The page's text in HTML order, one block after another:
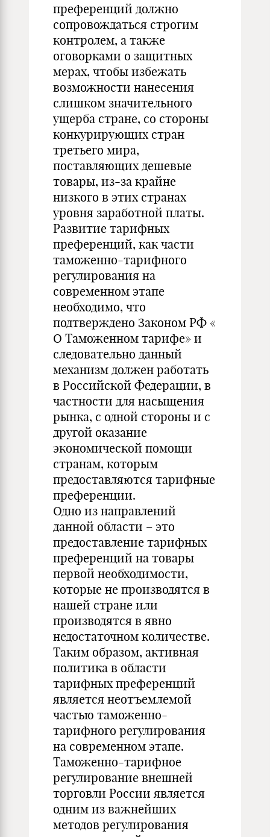
преференций должно
сопровождаться строгим
контролем, а также
оговорками о защитных
мерах, чтобы избежать
возможности нанесения
слишком значительного
ущерба стране, со стороны
конкурирующих стран
третьего мира,
поставляющих дешевые
товары, из-за крайне
низкого в этих странах
уровня заработной платы.
Развитие тарифных
преференций, как части
таможенно-тарифного
регулирования на
современном этапе
необходимо, что
подтверждено Законом РФ «
О Таможенном тарифе» и
следовательно данный
механизм должен работать
в Российской Федерации, в
частности для насыщения
рынка, с одной стороны и с
другой оказание
экономической помощи
странам, которым
предоставляются тарифные
преференции.
Одно из направлений
данной области – это
предоставление тарифных
преференций на товары
первой необходимости,
которые не производятся в
нашей стране или
производятся в явно
недостаточном количестве.
Таким образом, активная
политика в области
тарифных преференций
является неотъемлемой
частью таможенно-
тарифного регулирования
на современном этапе.
Таможенно-тарифное
регулирование внешней
торговли России является
одним из важнейших
методов регулирования